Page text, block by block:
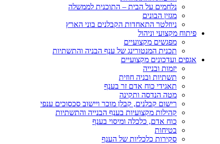
נלחמים על הבית – התוכנית לממשלה
מגזין הבונים
ניוזלטר התאחדות הקבלנים בוני הארץ
פיתוח מקצועי וניהול
מפגשים מקצועיים
תכנית המנטורינג של ענף הבניה והתשתיות
אגפים ועדכונים מקצועיים
יזמות ובנייה
תשתיות ובניה חוזית
תאגידי כוח אדם זר בענף
מטה הנדסה ותקינה
רישום קבלנים, קבלן מוכר ויישוב סכסוכים ענפי
קהילות מקצועיות בענף הבנייה והתשתיות
כוח אדם, כלכלה ומיסוי בענף
בטיחות
סקירות כלכליות של הענף